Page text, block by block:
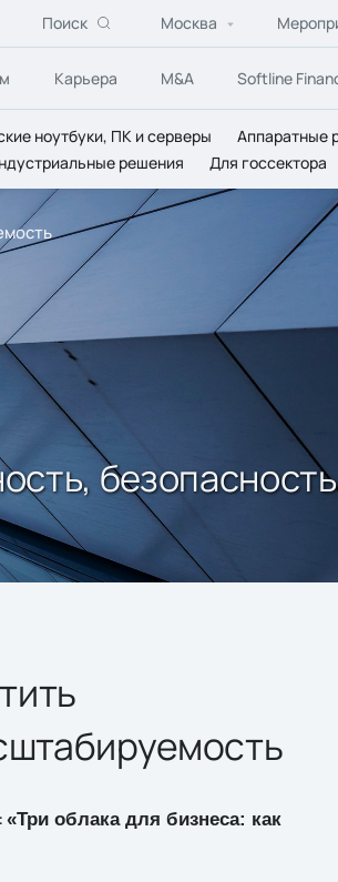
Поиск Москва
Карьера M&A Softline
ноутбуки, ПК и серверы Аппаратные
решения Для госсектора
«Три облака для бизнеса: как